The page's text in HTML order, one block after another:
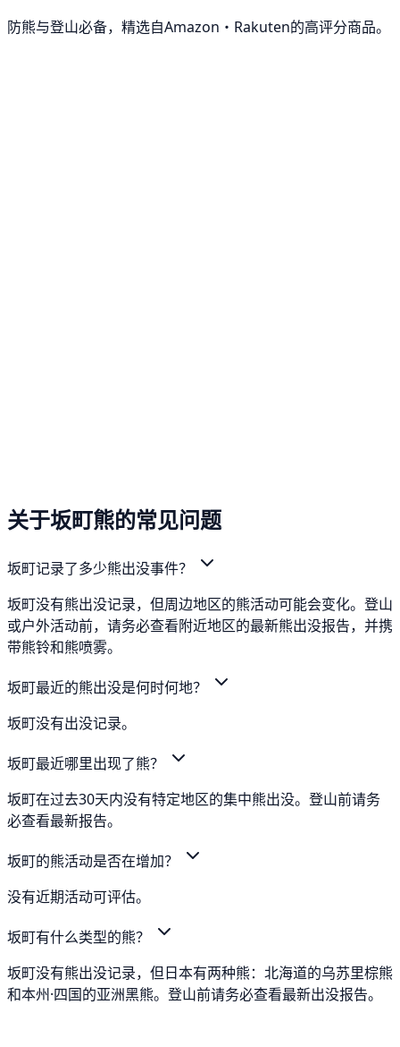
防熊与登山必备，精选自Amazon・Rakuten的高评分商品。
关于坂町熊的常见问题
坂町记录了多少熊出没事件？
坂町没有熊出没记录，但周边地区的熊活动可能会变化。登山
或户外活动前，请务必查看附近地区的最新熊出没报告，并携
带熊铃和熊喷雾。
坂町最近的熊出没是何时何地？
坂町没有出没记录。
坂町最近哪里出现了熊？
坂町在过去30天内没有特定地区的集中熊出没。登山前请务
必查看最新报告。
坂町的熊活动是否在增加？
没有近期活动可评估。
坂町有什么类型的熊？
坂町没有熊出没记录，但日本有两种熊：北海道的乌苏里棕熊
和本州·四国的亚洲黑熊。登山前请务必查看最新出没报告。